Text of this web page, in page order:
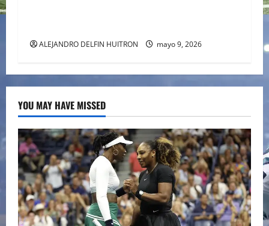
ALEJANDRO DELFIN HUITRON mayo 9, 2026
YOU MAY HAVE MISSED